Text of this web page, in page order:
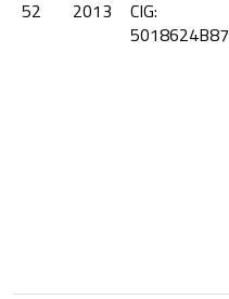
52
2013
CIG:
5018624B87